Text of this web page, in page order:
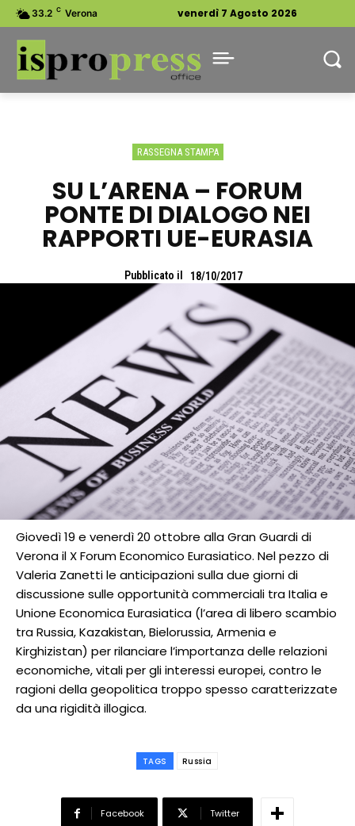
33.2 C Verona venerdì 7 Agosto 2026
RASSEGNA STAMPA
SU L’ARENA – FORUM
PONTE DI DIALOGO NEI
RAPPORTI UE-EURASIA
Pubblicato il 18/10/2017
Giovedì 19 e venerdì 20 ottobre alla Gran Guardi di
Verona il X Forum Economico Eurasiatico. Nel pezzo di
Valeria Zanetti le anticipazioni sulla due giorni di
discussione sulle opportunità commerciali tra Italia e
Unione Economica Eurasiatica (l’area di libero scambio
tra Russia, Kazakistan, Bielorussia, Armenia e
Kirghizistan) per rilanciare l’importanza delle relazioni
economiche, vitali per gli interessi europei, contro le
ragioni della geopolitica troppo spesso caratterizzate
da una rigidità illogica.
TAGS Russia
Facebook Twitter